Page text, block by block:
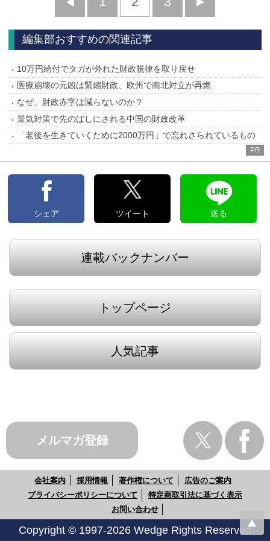
へ
へ
編集部おすすめの関連記事
10万円給付でタガが外れた財政規律を取り戻せ
医療崩壊の元凶は緊縮財政、欧州で南北対立が再燃
なぜ、財政赤字は減らないのか？
景気対策で先のばしにされる中国の財政改革
「老後を生きていくために2000万円」で忘れさられているもの
PR
シェア ツイート 送る
連載バックナンバー
トップページ
人気記事
メルマガ登録
会社案内 採用情報 著作権について
広告のご案内
プライバシーポリシーについて
特定商取引法に基づく表示
お問い合わせ
Copyright © 1997-2026 Wedge Rights Reserved